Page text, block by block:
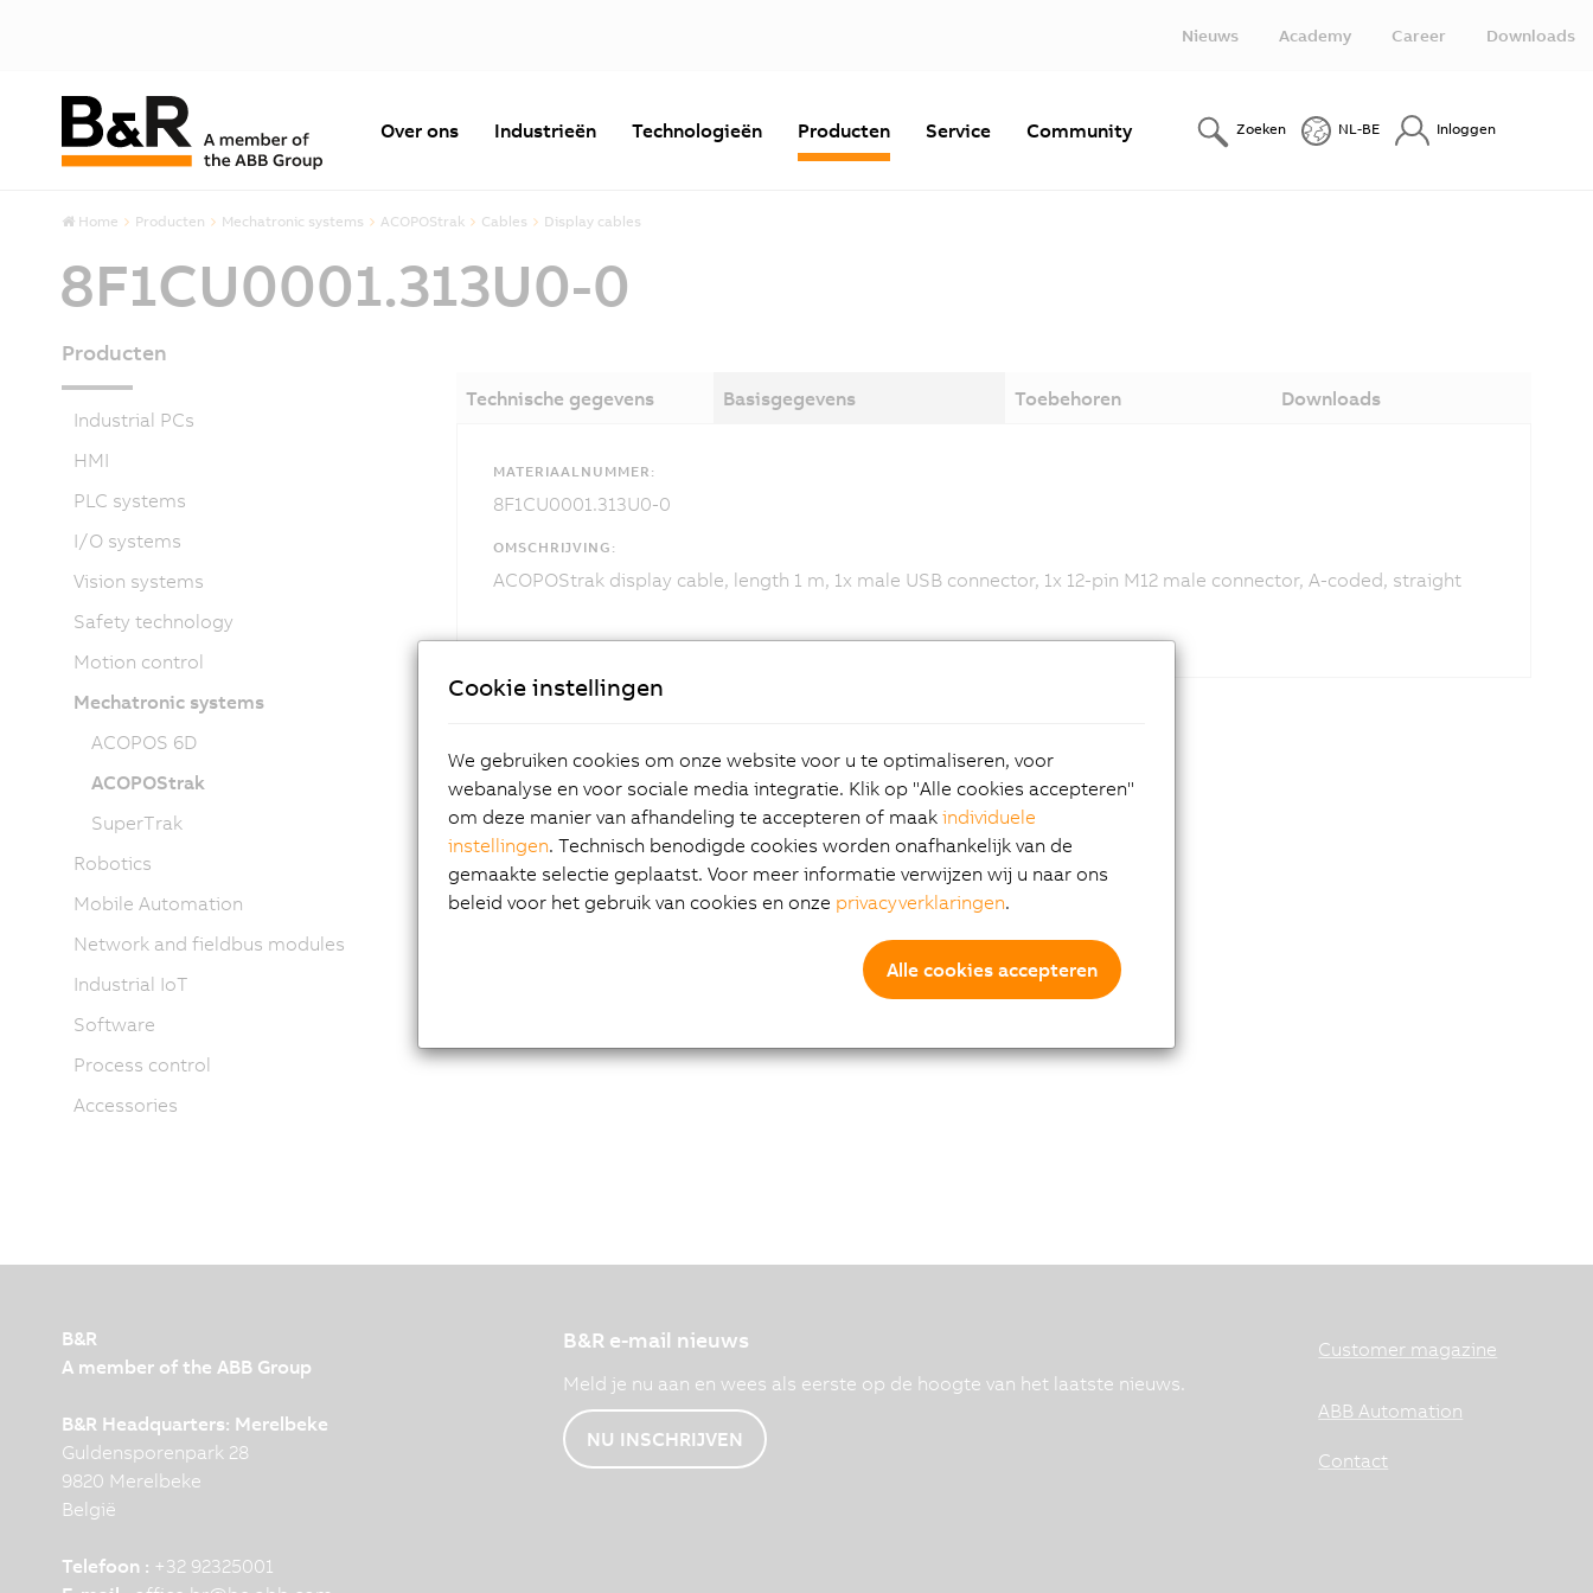
Nieuws Academy Career Downloads
Over ons Industrieën Technologieën Producten Service Community Zoeken NL-BE Inloggen
Home Producten Mechatronic systems ACOPOStrak Cables Display cables
8F1CU0001.313U0-0
Technische gegevens Basisgegevens Toebehoren Downloads
MATERIAALNUMMER:
8F1CU0001.313U0-0
OMSCHRIJVING:
ACOPOStrak display cable, length 1 m, 1x male USB connector, 1x 12-pin M12 male connector, A-coded, straight
Producten
Industrial PCs
HMI
PLC systems
I/O systems
Vision systems
Safety technology
Motion control
Mechatronic systems
ACOPOS 6D
ACOPOStrak
SuperTrak
Robotics
Mobile Automation
Network and fieldbus modules
Industrial IoT
Software
Process control
Accessories
B&R
A member of the ABB Group
B&R Headquarters: Merelbeke
Guldensporenpark 28
9820 Merelbeke
België
Telefoon : +32 92325001
B&R e-mail nieuws
Meld je nu aan en wees als eerste op de hoogte van het laatste nieuws.
NU INSCHRIJVEN
Customer magazine
ABB Automation
Contact
Cookie instellingen
We gebruiken cookies om onze website voor u te optimaliseren, voor
webanalyse en voor sociale media integratie. Klik op "Alle cookies accepteren"
om deze manier van afhandeling te accepteren of maak individuele
instellingen. Technisch benodigde cookies worden onafhankelijk van de
gemaakte selectie geplaatst. Voor meer informatie verwijzen wij u naar ons
beleid voor het gebruik van cookies en onze privacyverklaringen.
Alle cookies accepteren